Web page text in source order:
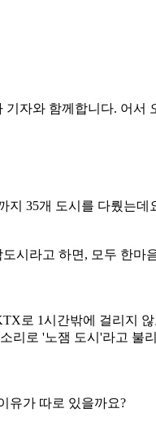
자와 함께합니다. 어서
35개 도시를 다뤘는
시라고 하면, 모두 한
로 1시간밖에 걸리지
로 '노잼 도시'라고 불
유가 따로 있을까요?